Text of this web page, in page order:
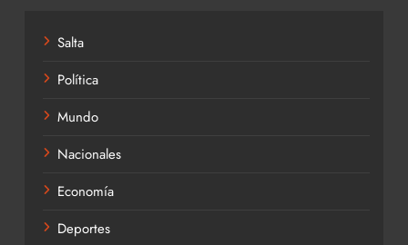
Salta
Política
Mundo
Nacionales
Economía
Deportes